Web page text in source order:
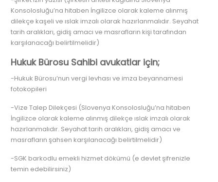
Konsolosluğu’na hitaben İngilizce olarak kaleme alınmış
dilekçe kaşeli ve ıslak imzalı olarak hazırlanmalıdır. Seyahat
tarih aralıkları, gidiş amacı ve masrafların kişi tarafından
karşılanacağı belirtilmelidir)
Hukuk Bürosu Sahibi avukatlar için;
-Hukuk Bürosu’nun vergi levhası ve imza beyannamesi
fotokopileri
-Vize Talep Dilekçesi (Slovenya Konsolosluğu’na hitaben
İngilizce olarak kaleme alınmış dilekçe ıslak imzalı olarak
hazırlanmalıdır. Seyahat tarih aralıkları, gidiş amacı ve
masrafların şahsen karşılanacağı belirtilmelidir)
-SGK barkodlu emekli hizmet dökümü (e devlet şifrenizle
temin edebilirsiniz)